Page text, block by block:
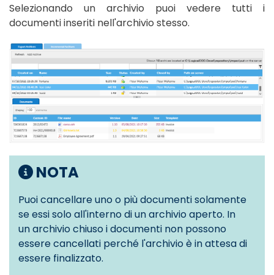
Selezionando un archivio puoi vedere tutti i
documenti inseriti nell'archivio stesso.
NOTA
Puoi cancellare uno o più documenti solamente
se essi solo all'interno di un archivio aperto. In
un archivio chiuso i documenti non possono
essere cancellati perché l'archivio è in attesa di
essere finalizzato.